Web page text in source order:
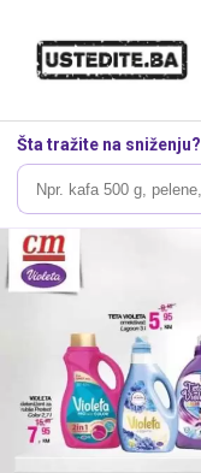
Šta tražite na sniženju?